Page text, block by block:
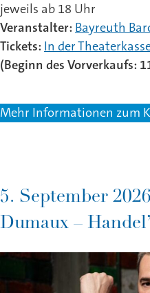
jeweils ab 18 Uhr
Veranstalter: Bayreuth
Tickets: In der
(Beginn des Vorverkaufs:
Mehr Informationen zum
5. September
Dumaux –